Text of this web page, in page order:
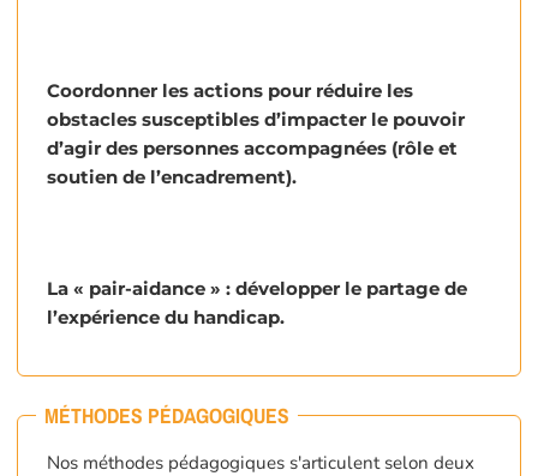
Coordonner les actions pour réduire les
obstacles susceptibles d’impacter le pouvoir
d’agir des personnes accompagnées (rôle et
soutien de l’encadrement).
La « pair-aidance » : développer le partage de
l’expérience du handicap.
MÉTHODES PÉDAGOGIQUES
Nos méthodes pédagogiques s'articulent selon deux